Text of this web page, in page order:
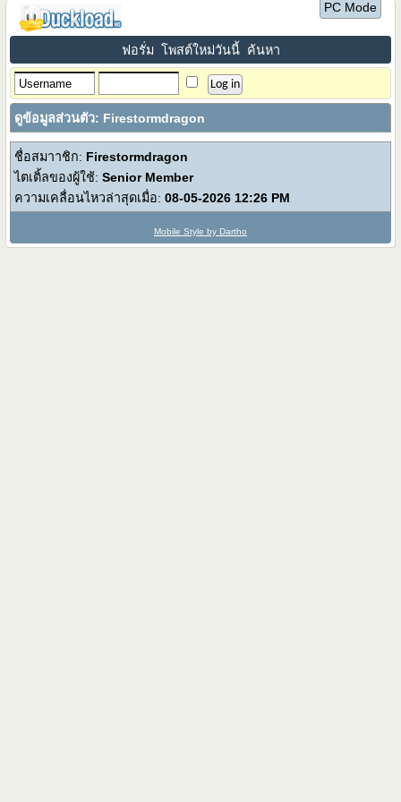
PC Mode
ฟอรั่ม โพสต์ใหม่วันนี้ ค้นหา
ดูข้อมูลส่วนตัว: Firestormdragon
ชื่อสมาาชิก: Firestormdragon
ไตเติ้ลของผู้ใช้:Senior Member
ความเคลื่อนไหวล่าสุดเมื่อ: 08-05-2026 12:26 PM
Mobile Style by Dartho